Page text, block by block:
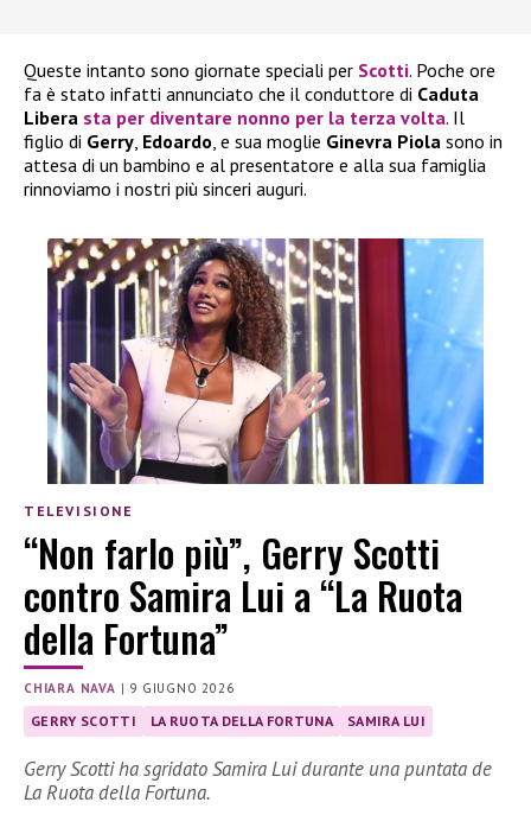
Queste intanto sono giornate speciali per Scotti. Poche ore
fa è stato infatti annunciato che il conduttore di Caduta
Libera sta per diventare nonno per la terza volta. Il
figlio di Gerry Edoardo , e sua moglie Ginevra Piola sono in
attesa di un bambino e al presentatore e alla sua famiglia
rinnoviamo i nostri più sinceri auguri.
TELEVISIONE
“Non farlo più”, Gerry Scotti
contro Samira Lui a “La Ruota
della Fortuna”
CHIARA NAVA | 9 GIUGNO 2026
GERRY SCOTTI LA RUOTA DELLA FORTUNA SAMIRA LUI
Gerry Scotti ha sgridato Samira Lui durante una puntata de
La Ruota della Fortuna.